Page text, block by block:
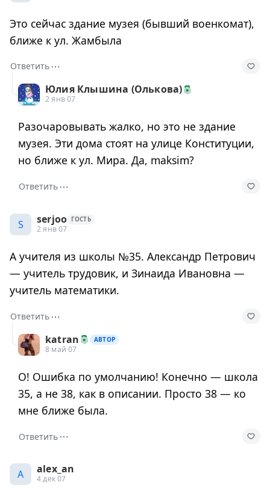
Это сейчас здание музея (бывший военкомат),
ближе к ул. Жамбыла
Ответить⋯
Юлия Клышина (Олькова)
2 янв 07
Разочаровывать жалко, но это не здание
музея. Эти дома стоят на улице Конституции,
но ближе к ул. Мира. Да, maksim?
Ответить⋯
S serjoo ГОСТЬ
2 янв 07
А учителя из школы №35. Александр Петрович
— учитель трудовик, и Зинаида Ивановна —
учитель математики.
Ответить⋯
katran
АВТОР
8 май 07
О! Ошибка по умолчанию! Конечно — школа
35, а не 38, как в описании. Просто 38 — ко
мне ближе была.
Ответить⋯
A alex_an
4 дек 07